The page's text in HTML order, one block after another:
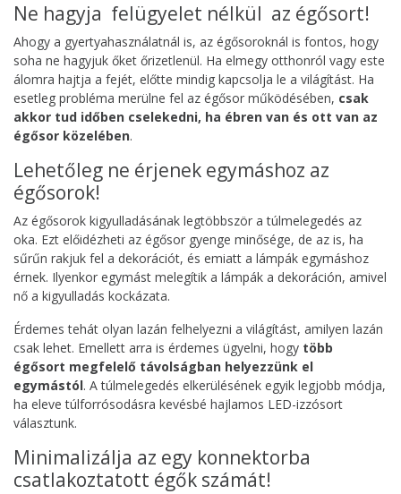
Ne hagyja felügyelet nélkül az égősort!
Ahogy a gyertyahasználatnál is, az égősoroknál is fontos, hogy
soha ne hagyjuk őket őrizetlenül. Ha elmegy otthonról vagy este
álomra hajtja a fejét, előtte mindig kapcsolja le a világítást. Ha
esetleg probléma merülne fel az égősor működésében, csak
akkor tud időben cselekedni, ha ébren van és ott van az
égősor közelében.
Lehetőleg ne érjenek egymáshoz az
égősorok!
Az égősorok kigyulladásának legtöbbször a túlmelegedés az
oka. Ezt előidézheti az égősor gyenge minősége, de az is, ha
sűrűn rakjuk fel a dekorációt, és emiatt a lámpák egymáshoz
érnek. Ilyenkor egymást melegítik a lámpák a dekoráción, amivel
nő a kigyulladás kockázata.
Érdemes tehát olyan lazán felhelyezni a világítást, amilyen lazán
csak lehet. Emellett arra is érdemes ügyelni, hogy több
égősort megfelelő távolságban helyezzünk el
egymástól. A túlmelegedés elkerülésének egyik legjobb módja,
ha eleve túlforrósodásra kevésbé hajlamos LED-izzósort
választunk.
Minimalizálja az egy konnektorba
csatlakoztatott égők számát!